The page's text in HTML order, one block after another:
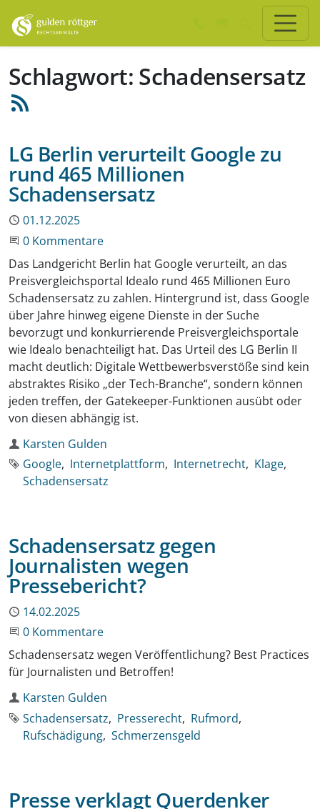
Schlagwort: Schadensersatz
LG Berlin verurteilt Google zu
rund 465 Millionen
Schadensersatz
Publiziert
01.12.2025
Beginne eine Unterhaltung
0 Kommentare
Das Landgericht Berlin hat Google verurteilt, an das
Preisvergleichsportal Idealo rund 465 Millionen Euro
Schadensersatz zu zahlen. Hintergrund ist, dass Google
über Jahre hinweg eigene Dienste in der Suche
bevorzugt und konkurrierende Preisvergleichsportale
wie Idealo benachteiligt hat. Das Urteil des LG Berlin II
macht deutlich: Digitale Wettbewerbsverstöße sind kein
abstraktes Risiko „der Tech-Branche“, sondern können
jeden treffen, der Gatekeeper-Funktionen ausübt oder
von diesen abhängig ist.
Autor
Karsten Gulden
Schlagworte
Google Internetplattform Internetrecht Klage
Schadensersatz
Schadensersatz gegen
Journalisten wegen
Pressebericht?
Publiziert
14.02.2025
Beginne eine Unterhaltung
0 Kommentare
Schadensersatz wegen Veröffentlichung? Best Practices
für Journalisten und Betroffen!
Autor
Karsten Gulden
Schlagworte
Schadensersatz Presserecht Rufmord
Rufschädigung Schmerzensgeld
Presse verklagt Querdenker